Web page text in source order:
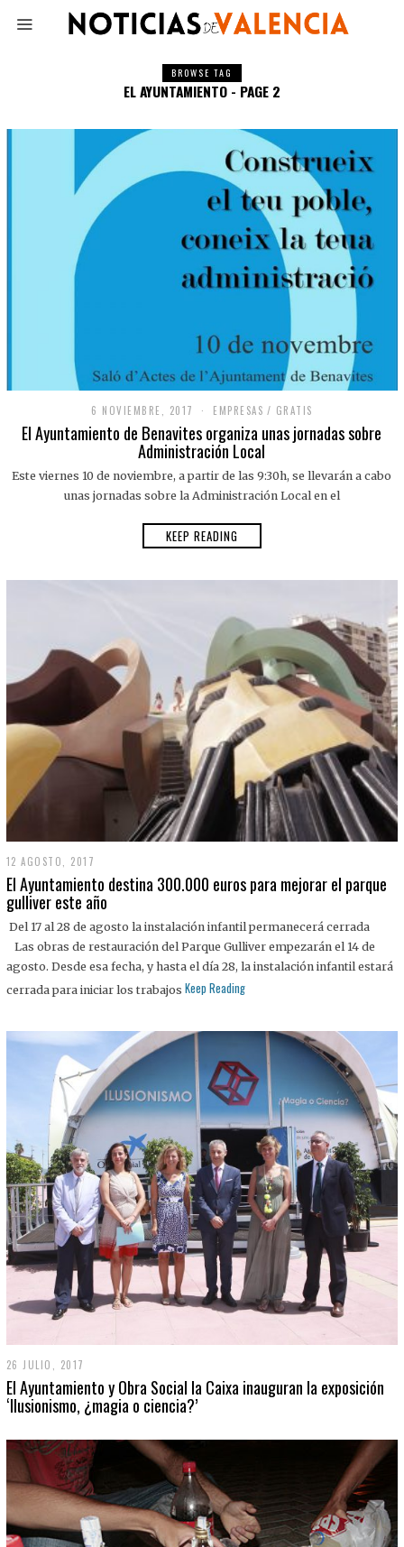
BROWSE TAG
EL AYUNTAMIENTO - PAGE 2
6 NOVIEMBRE, 2017 EMPRESAS / GRATIS
El Ayuntamiento de Benavites organiza unas jornadas sobre
Administración Local
Este viernes 10 de noviembre, a partir de las 9:30h, se llevarán a cabo
unas jornadas sobre la Administración Local en el
KEEP READING
12 AGOSTO, 2017
El Ayuntamiento destina 300.000 euros para mejorar el parque
gulliver este año
Del 17 al 28 de agosto la instalación infantil permanecerá cerrada
Las obras de restauración del Parque Gulliver empezarán el 14 de
agosto. Desde esa fecha, y hasta el día 28, la instalación infantil estará
cerrada para iniciar los trabajos Keep Reading
26 JULIO, 2017
El Ayuntamiento y Obra Social la Caixa inauguran la exposición
‘Ilusionismo, ¿magia o ciencia?’